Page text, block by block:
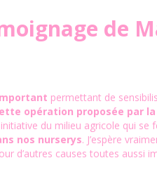
de
permettant de
opération proposée par la
du milieu agricole qui se
nos nurserys. J’espère
d’autres causes toutes aussi